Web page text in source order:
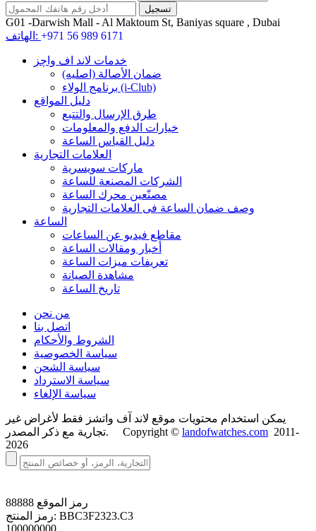
G01 -Darwish Mall - Al Maktoum St, Baniyas square , Dubai
الهاتف: +971 56 989 6171
خدمات لاند اف واچز
ضمان الأصالة (اصلیه)
برنامج الولاء (i-Club)
دليل المواقع
طرق الإرسال والتتبع
خيارات الدفع والمعلومات
دليل القياس الساعة
العلامات التجارية
ماركات سويسرية
الشركات المصنعة للساعة
مصنّعين محرك الساعة
وصف ضمان الساعة فی العلامات التجارية
الساعة
مقاطع فيديو عن الساعات
أخبار ومقالات الساعة
تعريفات ميزات الساعة
مشاهدة الصيانة
تاريخ الساعة
من نحن
اتصل بنا
الشروط والأحكام
سياسة الخصوصية
سياسة الشحن
سياسة الاسترداد
سياسة الإلغاء
يمكن استخدام محتويات موقع لاند آف واتشز فقط لأغراض غير
تجارية مع ذكر المصدر. Copyright © landofwatches.com 2011-
2026
رمز الموقع 88888
رمز المنتج: BBC3F2323.C3
100000000